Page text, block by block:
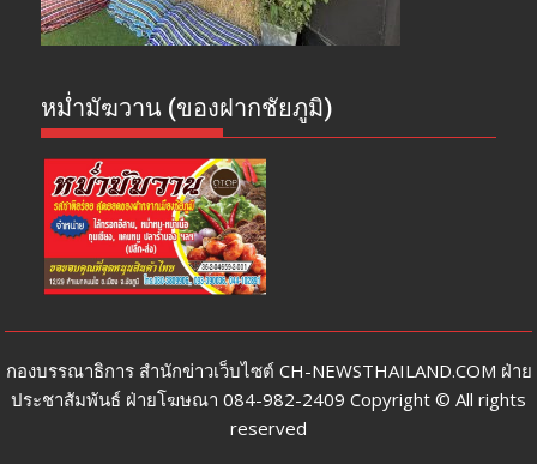
หม่ำมัฆวาน (ของฝากชัยภูมิ)
กองบรรณาธิการ สำนักข่าวเว็บไซต์ CH-NEWSTHAILAND.COM ฝ่าย
ประชาสัมพันธ์ ฝ่ายโฆษณา 084-982-2409 Copyright © All rights
reserved